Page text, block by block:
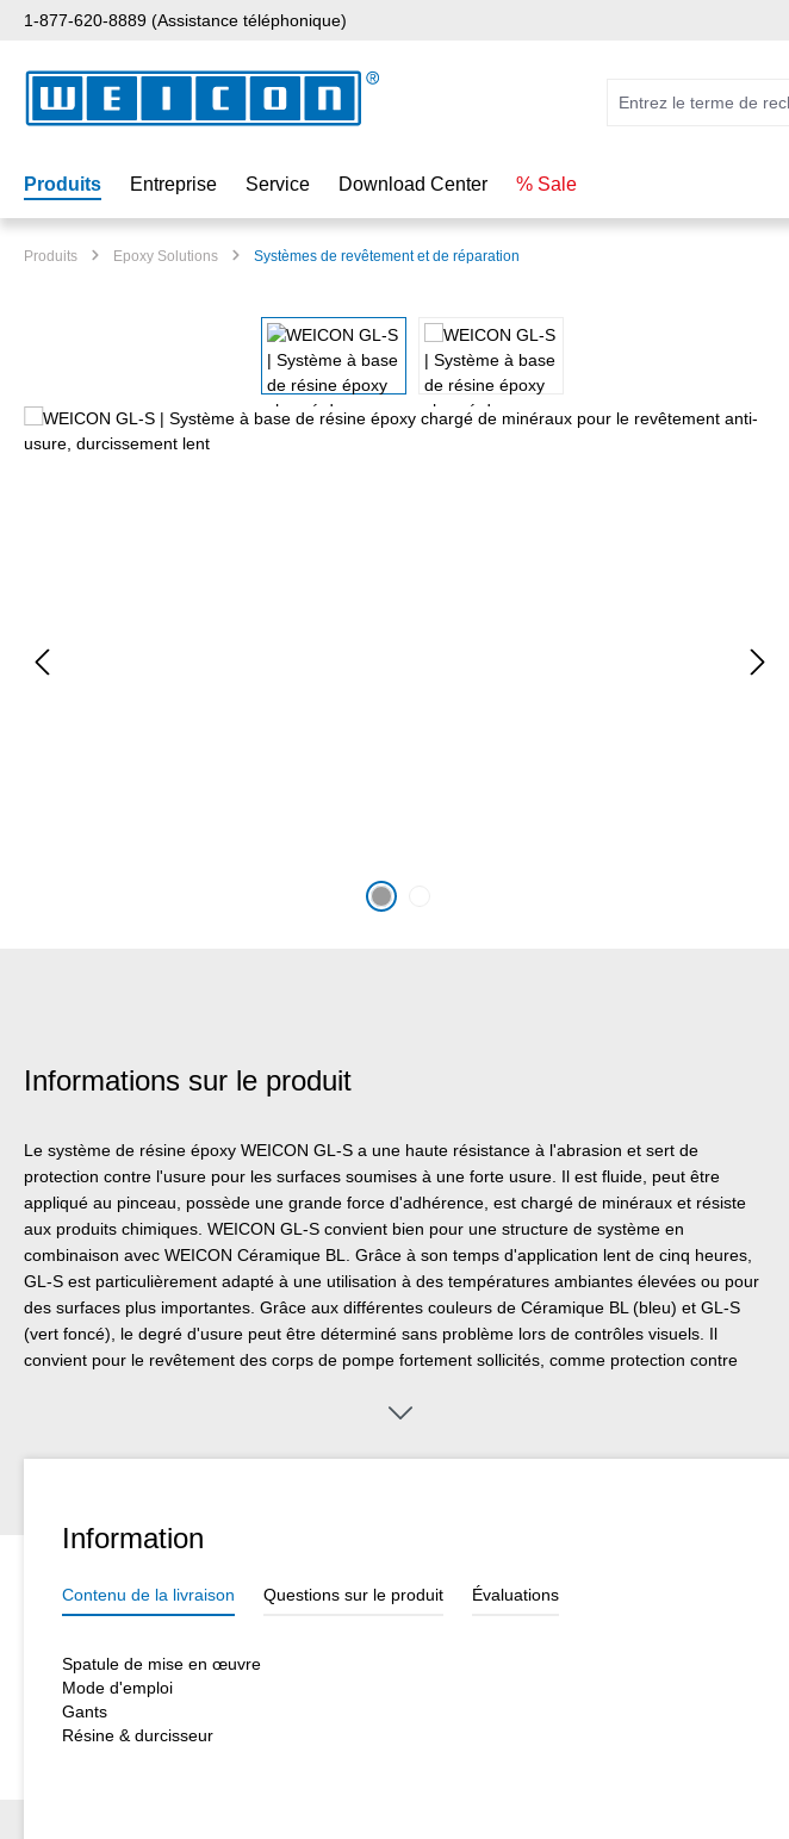
au contenu principal
Passer à la recherche
Passer à la navigation principale
1-877-620-8889 (Assistance téléphonique)
Produits Entreprise Service Download Center % Sale
Produits Epoxy Solutions Systèmes de revêtement et de réparation
Informations sur le produit
Le système de résine époxy WEICON GL-S a une haute résistance à l'abrasion et sert de
protection contre l'usure pour les surfaces soumises à une forte usure. Il est fluide, peut être
appliqué au pinceau, possède une grande force d'adhérence, est chargé de minéraux et résiste
aux produits chimiques. WEICON GL-S convient bien pour une structure de système en
combinaison avec WEICON Céramique BL. Grâce à son temps d'application lent de cinq heures,
GL-S est particulièrement adapté à une utilisation à des températures ambiantes élevées ou pour
des surfaces plus importantes. Grâce aux différentes couleurs de Céramique BL (bleu) et GL-S
(vert foncé), le degré d'usure peut être déterminé sans problème lors de contrôles visuels. Il
convient pour le revêtement des corps de pompe fortement sollicités, comme protection contre
en fonte, des vannes et des pales de ventilateur. Le produit s'utilise dans la construction de
Information
Contenu de la livraison Questions sur le produit Évaluations
Spatule de mise en œuvre
Mode d'emploi
Gants
Résine & durcisseur